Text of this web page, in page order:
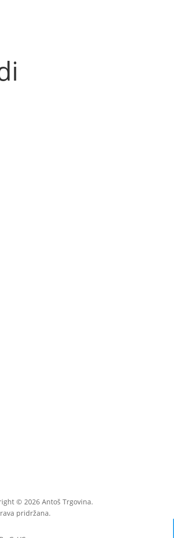
© 2026 Antoš Trgovina.
pridržana.